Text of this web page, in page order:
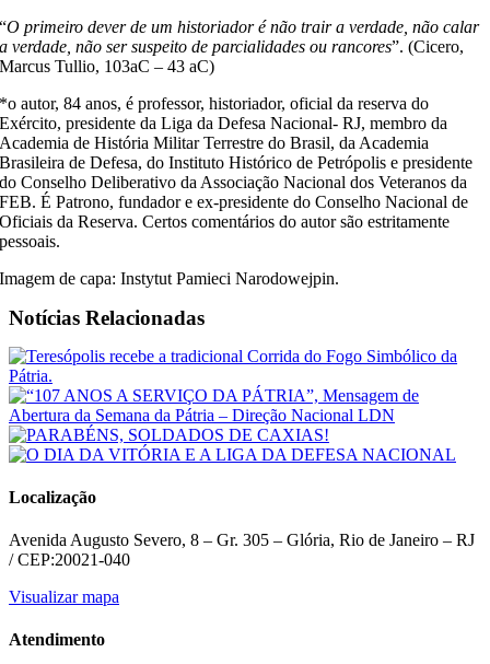
“O primeiro dever de um historiador é não trair a verdade, não calar
a verdade, não ser suspeito de parcialidades ou rancores”. (Cicero,
Marcus Tullio, 103aC – 43 aC)
*o autor, 84 anos, é professor, historiador, oficial da reserva do
Exército, presidente da Liga da Defesa Nacional- RJ, membro da
Academia de História Militar Terrestre do Brasil, da Academia
Brasileira de Defesa, do Instituto Histórico de Petrópolis e presidente
do Conselho Deliberativo da Associação Nacional dos Veteranos da
FEB. É Patrono, fundador e ex-presidente do Conselho Nacional de
Oficiais da Reserva. Certos comentários do autor são estritamente
pessoais.
Imagem de capa: Instytut Pamieci Narodowejpin.
Notícias Relacionadas
Localização
Avenida Augusto Severo, 8 – Gr. 305 – Glória, Rio de Janeiro – RJ
/ CEP:20021-040
Visualizar mapa
Atendimento